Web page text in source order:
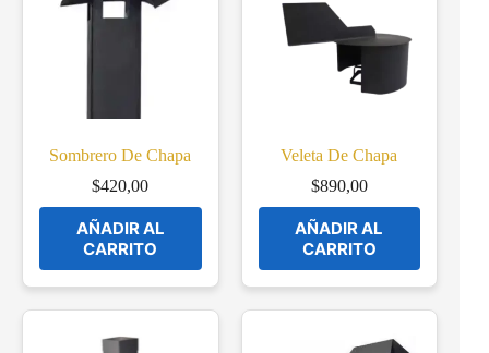
Sombrero De Chapa
$420,00
AÑADIR AL
CARRITO
Veleta De Chapa
$890,00
AÑADIR AL
CARRITO